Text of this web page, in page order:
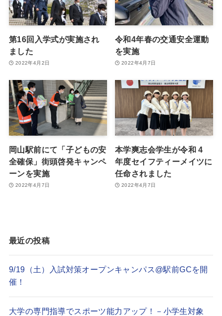
第16回入学式が実施され
ました
2022年4月2日
令和4年春の交通安全運動
を実施
2022年4月7日
岡山駅前にて「子どもの安
全確保」街頭啓発キャンペ
ーンを実施
2022年4月7日
本学爽志会学生が令和 4
年度セイフティーメイツに
任命されました
2022年4月7日
最近の投稿
9/19（土）入試対策オープンキャンパス@駅前GCを開
催！
大学の専門指導でスポーツ能力アップ！－小学生対象